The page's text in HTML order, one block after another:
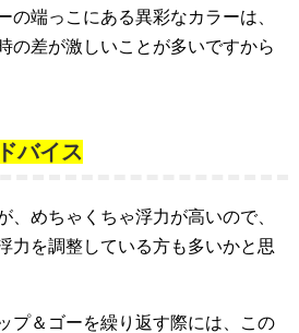
の端っこにある異彩なカラーは、
の差が激しいことが多いですから
バイス
、めちゃくちゃ浮力が高いので、
力を調整している方も多いかと思
プ＆ゴーを繰り返す際には、この